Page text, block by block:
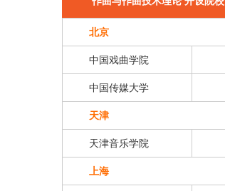
北京
中国戏曲学院
中国传媒大学
天津
天津音乐学院
上海